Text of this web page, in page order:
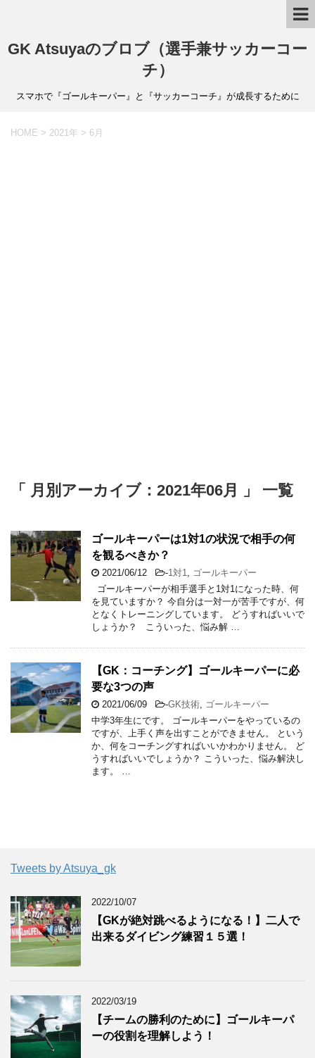
GK Atsuyaのブロブ（選手兼サッカーコー
チ）
スマホで『ゴールキーパー』と『サッカーコーチ』が成長するために
HOME > 2021年 > 6月
「 月別アーカイブ：2021年06月 」 一覧
ゴールキーパーは1対1の状況で相手の何
を観るべきか？
2021/06/12 -1対1, ゴールキーパー
ゴールキーパーが相手選手と1対1になった時、何
を見ていますか？ 今自分は一対一が苦手ですが、何
となくトレーニングしています。 どうすればいいで
しょうか？ こういった、悩み解 …
【GK：コーチング】ゴールキーパーに必
要な3つの声
2021/06/09 -GK技術, ゴールキーパー
中学3年生にです。 ゴールキーパーをやっているの
ですが、上手く声を出すことができません。 という
か、何をコーチングすればいいかわかりません。 ど
うすればいいでしょうか？ こういった、悩み解決し
ます。 …
Tweets by Atsuya_gk
2022/10/07
【GKが絶対跳べるようになる！】二人で
出来るダイビング練習１５選！
2022/03/19
【チームの勝利のために】ゴールキーパ
ーの役割を理解しよう！